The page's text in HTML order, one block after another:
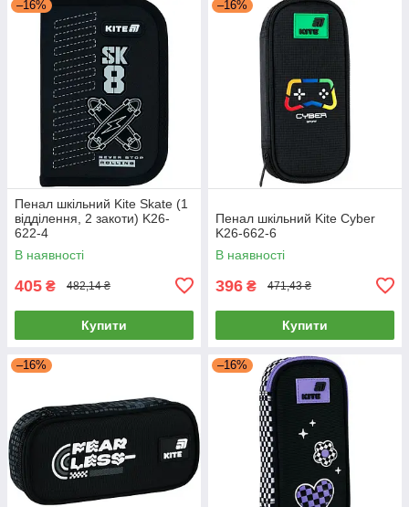
–16%
Пенал шкільний Kite Skate (1
відділення, 2 закоти) K26-
622-4
В наявності
405 ₴ 482,14 ₴
Купити
–16%
Пенал шкільний Kite Cyber
K26-662-6
В наявності
396 ₴ 471,43 ₴
Купити
–16% –16%